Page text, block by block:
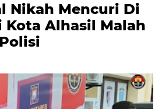
Nikah Mencuri Di
Kota Alhasil Malah